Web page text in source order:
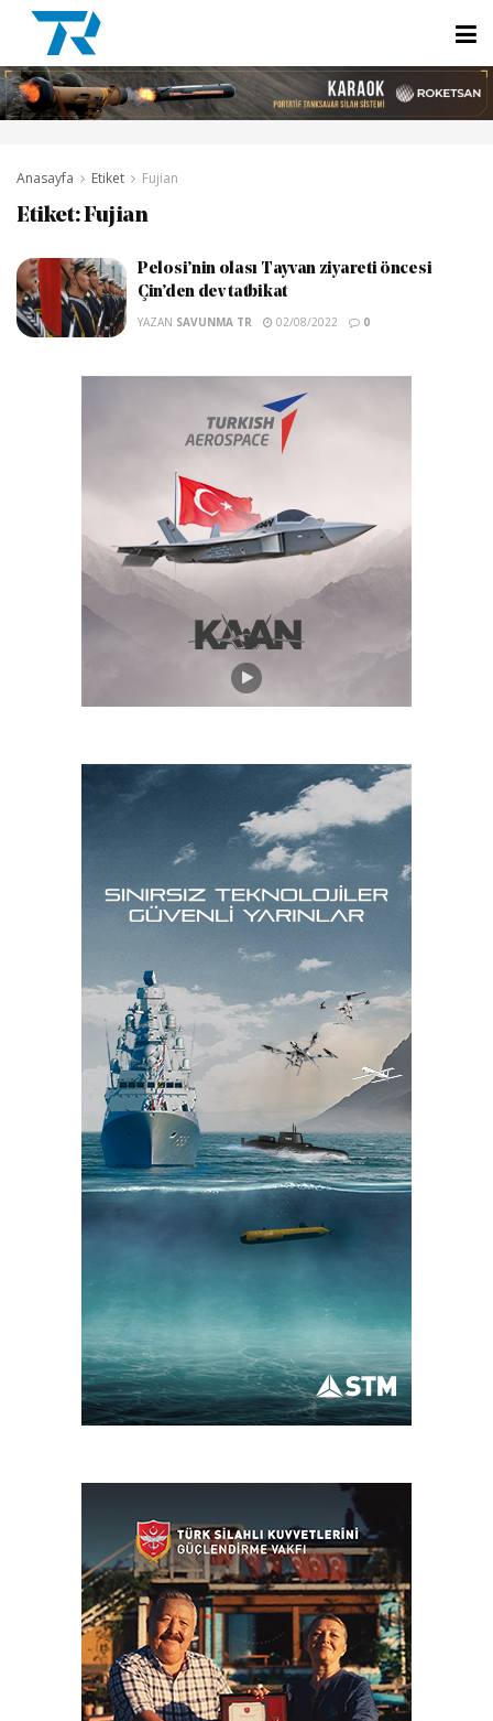
Anasayfa Etiket Fujian
Etiket:Fujian
Pelosi’nin olası Tayvan ziyareti öncesi
Çin’den dev tatbikat
YAZAN SAVUNMA TR 02/08/2022 0